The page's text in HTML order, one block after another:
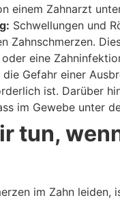
einem Zahnarzt
Schwellungen und
Zahnschmerzen.
eine
Gefahr einer
ist. Darüber
im Gewebe unter
tun,
im Zahn